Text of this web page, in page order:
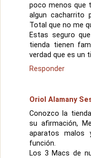
poco menos que
algun cacharrito
Total que no me
Estas seguro
tienda tienen
verdad que es un
Responder
Oriol Alamany
Conozco la
su afirmación,
aparatos malos
función.
Los 3 Macs de